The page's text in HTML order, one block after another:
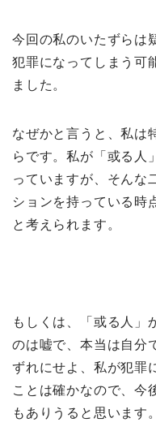
今回の私のいたずらは
犯罪になってしまう可
ました。
なぜかと言うと、私は
らです。私が「或る人
っていますが、そんな
ションを持っている時
と考えられます。
もしくは、「或る人」
のは嘘で、本当は自分
ずれにせよ、私が犯罪
ことは確かなので、今
もありうると思います。